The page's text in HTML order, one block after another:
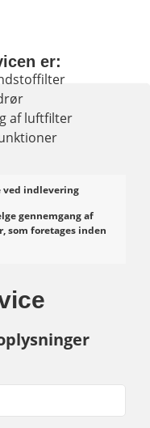
er:
af luftfilter
ved indlevering
gennemgang af
som foretages inden